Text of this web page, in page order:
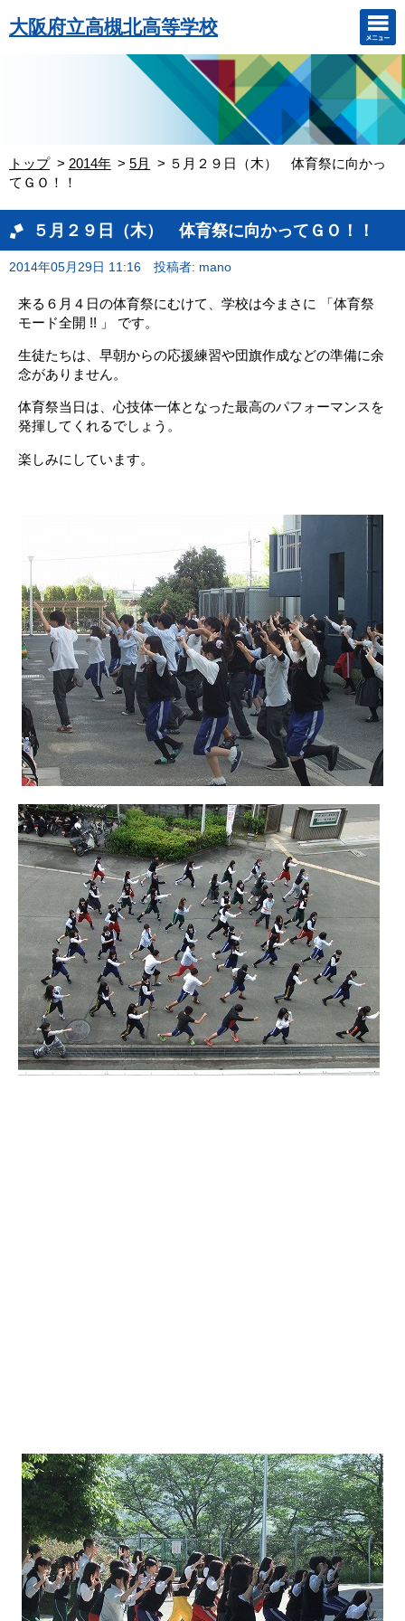
大阪府立高槻北高等学校
トップ 2014年 5月
５月２９日（木） 体育祭に向かっ
てＧＯ！！
５月２９日（木） 体育祭に向かってＧＯ！！
2014年05月29日 11:16 投稿者: mano
来る６月４日の体育祭にむけて、学校は今まさに 「体育祭
モード全開 !! 」 です。
生徒たちは、早朝からの応援練習や団旗作成などの準備に余
念がありません。
体育祭当日は、心技体一体となった最高のパフォーマンスを
発揮してくれるでしょう。
楽しみにしています。